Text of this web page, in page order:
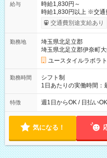
給与
時給1,830円～
時給1,830円以上 ※交通
考慮して決定します 【収入例】 週1回勤務の場合：1,830円×8時
間×4回=5万8,560円 週3回勤務の場合：1,830円×8時間×12回
月 ※ 雇用形態と給与に
用形態：本採用時と同
交通費別途支給あり
勤務地
埼玉県北足立郡
埼玉県北足立郡伊奈町
ユースタイルラボラ
勤務時間
シフト制
1日あたりの実働時間：
00 ※週1日～OK ／ 夜勤専従 ＊＊ 勤務時間例 ＊＊ ■22時か
ら翌7時 ■23時から翌8時 ■24
ます。 ※曜日固定（毎
特徴 週1日からOK / 日払い
気になる！